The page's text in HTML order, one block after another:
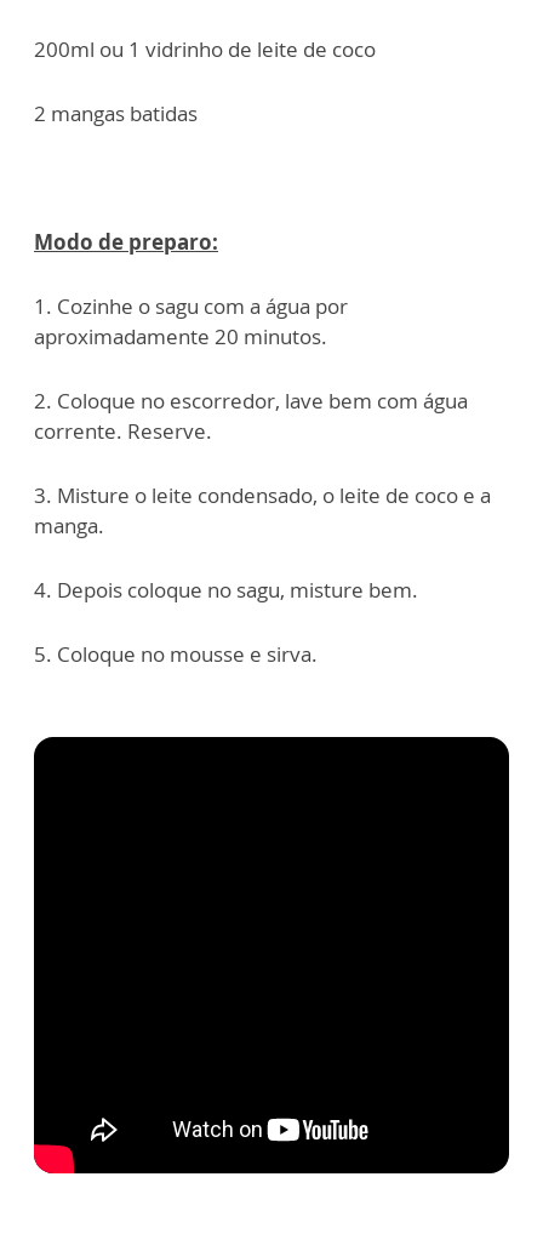
200ml ou 1 vidrinho de leite de coco
2 mangas batidas
Modo de preparo:
1. Cozinhe o sagu com a água por
aproximadamente 20 minutos.
2. Coloque no escorredor, lave bem com água
corrente. Reserve.
3. Misture o leite condensado, o leite de coco e a
manga.
4. Depois coloque no sagu, misture bem.
5. Coloque no mousse e sirva.